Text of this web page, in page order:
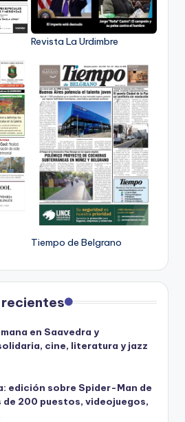
Revista La Urdimbre
Tiempo de Belgrano
en Saavedra y
cine, literatura y jazz
edición sobre Spider-Man de
de 200 puestos, videojuegos,